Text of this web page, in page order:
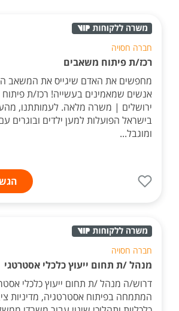
חברה חסויה
רכז/ת פיתוח משאבים
מחפשים את האדם שיגייס את המשאב
אנשים שמאמינים בעשייה! רכז/ת
ירושלים | משרה מלאה. לעמותתנו,
בישראל הפועלות למען ילדים ובוגרים
ומוגבל...
חברה חסויה
מנהל /ת תחום ייעוץ כלכלי אסטרטגי
דרוש/ה מנהל /ת תחום ייעוץ כלכלי
המתמחה בפיתוח אסטרטגיה, מדיניות